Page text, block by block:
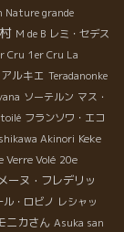
Nature grande
M de B レミ・セデス
Cru 1er Cru La
ルキエ Teradanonke
ソーテルン マス・
フランソワ・エコ
Akinori Keke
Verre Volé 20e
ーヌ・フレデリッ
・ロビノ レシャッ
ニカさん Asuka san